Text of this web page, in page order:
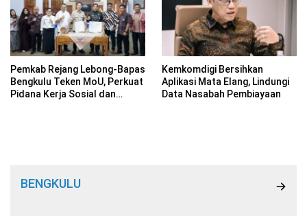
Pemkab Rejang Lebong-Bapas
Bengkulu Teken MoU, Perkuat
Pidana Kerja Sosial dan
Kemkomdigi Bersihkan
Aplikasi Mata Elang, Lindungi
Data Nasabah Pembiayaan
BENGKULU